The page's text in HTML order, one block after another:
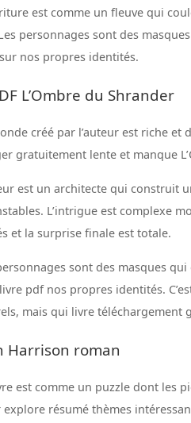
est comme un fleuve qui
personnages sont des
nos propres identités.
L’Ombre du Shrander
créé par l’auteur est riche et
gratuitement lente et manque
est un architecte qui construit
L’intrigue est complexe
et la surprise finale est totale.
sont des masques
pdf nos propres identités.
mais qui livre téléchargement
Harrison roman
est comme un puzzle dont les
explore résumé thèmes